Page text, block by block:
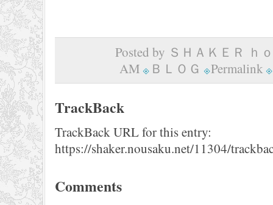
Posted by ＳＨＡＫＥＲ ｈ
AM
ＢＬＯＧ Permalink
TrackBack
TrackBack URL for this entry:
https://shaker.nousaku.net/11304/
Comments